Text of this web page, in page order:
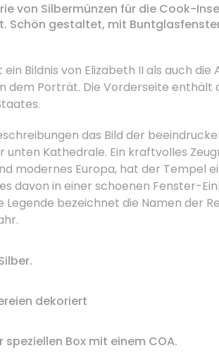
von Silbermünzen für die Cook-
Schön gestaltet, mit
Bildnis von Elizabeth II als auch die
dem Porträt. Die Vorderseite enthält
das Bild der
unten Kathedrale. Ein kraftvolles
modernes Europa, hat der Tempel
davon in einer schoenen Fenster-
bezeichnet die Namen der
.
dekoriert
speziellen Box mit einem COA.